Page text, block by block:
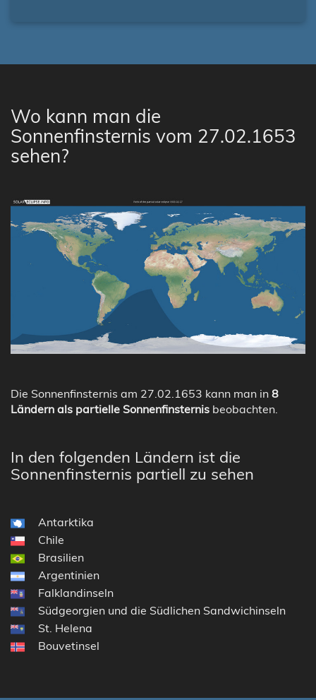
Wo kann man die
Sonnenfinsternis vom 27.02.1653
sehen?
Die Sonnenfinsternis am 27.02.1653 kann man in 8
Ländern als partielle Sonnenfinsternis beobachten.
In den folgenden Ländern ist die
Sonnenfinsternis partiell zu sehen
Antarktika
Chile
Brasilien
Argentinien
Falklandinseln
Südgeorgien und die Südlichen Sandwichinseln
St. Helena
Bouvetinsel